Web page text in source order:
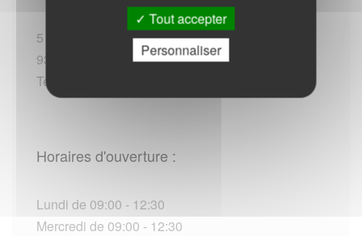
5 rue des Martyrs-de-la-Déportation
93330 Neuilly-sur-Marne
Tel :+33 (0)809401401 / +33 (0)182305150 (*)
Horaires d'ouverture :
Lundi de 09:00 - 12:30
Mercredi de 09:00 - 12:30
Tout accepter
Personnaliser